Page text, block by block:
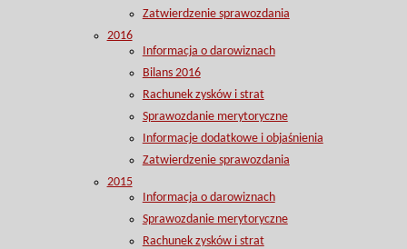
Zatwierdzenie sprawozdania
2016
Informacja o darowiznach
Bilans 2016
Rachunek zysków i strat
Sprawozdanie merytoryczne
Informacje dodatkowe i objaśnienia
Zatwierdzenie sprawozdania
2015
Informacja o darowiznach
Sprawozdanie merytoryczne
Rachunek zysków i strat